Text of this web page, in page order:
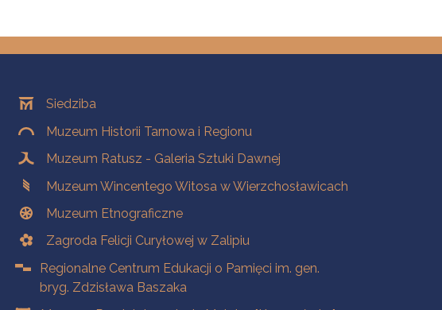
OddziałySiedziba
Muzeum Historii Tarnowa i Regionu
Muzeum Ratusz - Galeria Sztuki Dawnej
Muzeum Wincentego Witosa w Wierzchosławicach
Muzeum Etnograficzne
Zagroda Felicji Curyłowej w Zalipiu
Regionalne Centrum Edukacji o Pamięci im. gen.
bryg. Zdzisława Baszaka